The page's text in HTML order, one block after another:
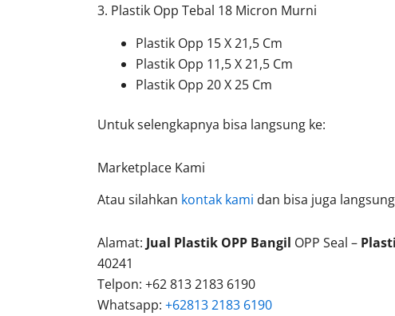
3. Plastik Opp Tebal 18 Micron Murni
Plastik Opp 15 X 21,5 Cm
Plastik Opp 11,5 X 21,5 Cm
Plastik Opp 20 X 25 Cm
Untuk selengkapnya bisa langsung ke:
Marketplace Kami
Atau silahkan kontak kami dan bisa juga
Alamat: Jual Plastik OPP Bangil OPP Seal –
40241
Telpon: +62 813 2183 6190
Whatsapp: +62813 2183 6190